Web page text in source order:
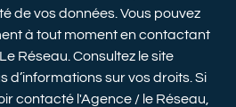
de vos données. Vous pouvez
à tout moment en contactant
Réseau. Consultez le site
d’informations sur vos droits. Si
contacté l'Agence / le Réseau,